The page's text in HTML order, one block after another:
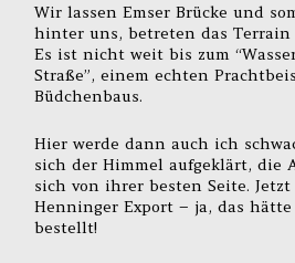
Wir lassen Emser Brücke und
hinter uns, betreten das Terrain
Es ist nicht weit bis zum
Straße”, einem echten
Büdchenbaus.
Hier werde dann auch ich
sich der Himmel aufgeklärt, die
sich von ihrer besten Seite.
Henninger Export – ja, das hätte
bestellt!